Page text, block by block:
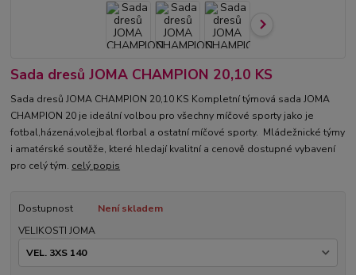
Sada dresů JOMA CHAMPION 20,10 KS
Sada dresů JOMA CHAMPION 20,10 KS Kompletní týmová sada JOMA
CHAMPION 20 je ideální volbou pro všechny míčové sporty jako je
fotbal,házená,volejbal florbal a ostatní míčové sporty. Mládežnické týmy
i amatérské soutěže, které hledají kvalitní a cenově dostupné vybavení
pro celý tým. celý popis
Dostupnost
Není skladem
VELIKOSTI JOMA